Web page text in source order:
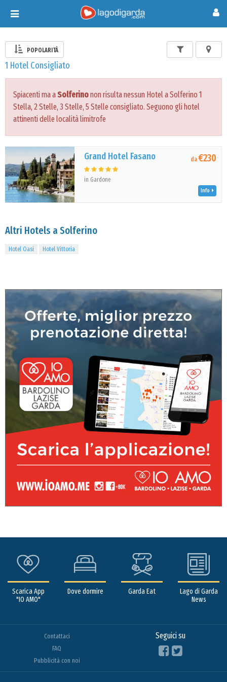
Toggle
navigation
POPOLARITÀ
1 Hotel Consigliato
Spiacenti ma aSolferinonon risulta nessun Hotel a Solferino 1
Stella, 2 Stelle, 3 Stelle, 5 Stelle consigliato. Seguono gli hotel
attinenti delle località limitrofe
Grand Hotel Fasano
in Gardone
da€230
Info
Altri Hotels a Solferino
Hotel Oasi Hotel Vittoria
Scarica App
"IO AMO"
Dove dormire Garda Eat
Lago di Garda
News
Contattaci
FAQ
Pubblicità con noi
Seguici su